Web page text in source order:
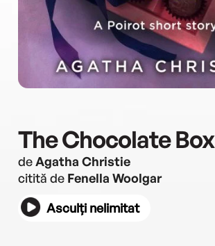
The Chocolate Box
deAgatha Christie
citită de Fenella Woolgar
Asculți nelimitat